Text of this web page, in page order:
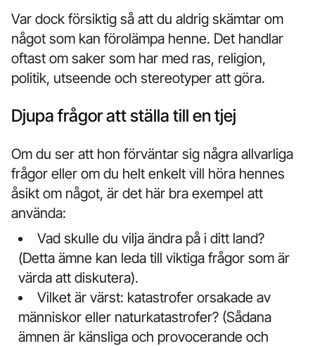
Var dock försiktig så att du aldrig skämtar om
något som kan förolämpa henne. Det handlar
oftast om saker som har med ras, religion,
politik, utseende och stereotyper att göra.
Djupa frågor att ställa till en tjej
Om du ser att hon förväntar sig några allvarliga
frågor eller om du helt enkelt vill höra hennes
åsikt om något, är det här bra exempel att
använda:
Vad skulle du vilja ändra på i ditt land?
(Detta ämne kan leda till viktiga frågor som är
värda att diskutera).
Vilket är värst: katastrofer orsakade av
människor eller naturkatastrofer? (Sådana
ämnen är känsliga och provocerande och